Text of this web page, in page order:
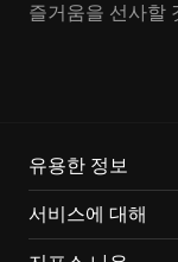
즐거움을 선사할
유용한 정보
서비스에 대해